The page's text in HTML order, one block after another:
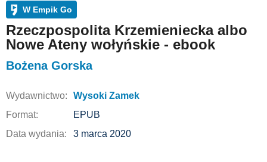
W Empik Go
Rzeczpospolita Krzemieniecka albo
Nowe Ateny wołyńskie - ebook
Bożena Gorska
Wydawnictwo:
Wysoki Zamek
Format:
EPUB
Data wydania:
3 marca 2020